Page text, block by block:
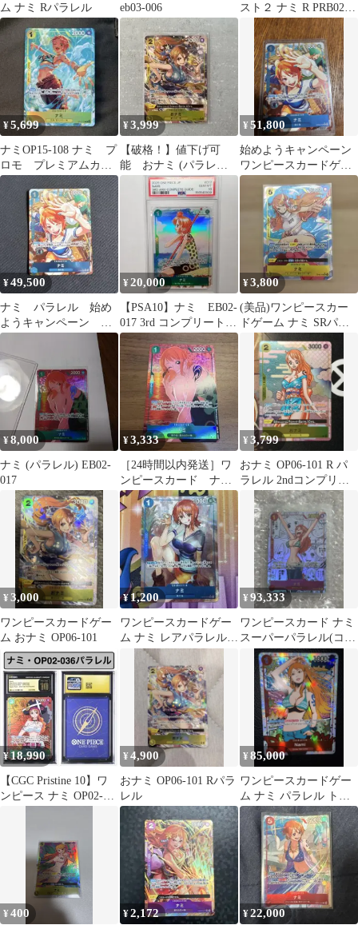
ム ナミ Rパラレル
eb03-006
スト２ ナミ R PRB02-
012 パラレル
¥5,699
ナミOP15-108 ナミ プ
ロモ プレミアムカー
ドコレクション vol.6
¥3,999
【破格！】値下げ可
能 おナミ (パラレル)
OP06-101
¥51,800
始めようキャンペーン
ワンピースカードゲー
ム ナミ パラレル OP09-
¥49,500
ナミ パラレル 始め
ようキャンペーン プ
ロモ op09-050R
¥20,000
【PSA10】ナミ EB02-
017 3rd コンプリートガ
イド プロモ
¥3,800
(美品)ワンピースカー
ドゲーム ナミ SRパラ
レル OP08-106
¥8,000
ナミ (パラレル) EB02-
017
¥3,333
［24時間以内発送］ワ
ンピースカード ナミ
R パラレル EB02-017
¥3,799
おナミ OP06-101 R パ
ラレル 2ndコンプリー
トガイド 限定特典
¥3,000
ワンピースカードゲー
ム おナミ OP06-101
¥ 1,200
ワンピースカードゲー
ム ナミ レアパラレル
OP09-050
¥93,333
ワンピースカード ナミ
スーパーパラレル(コミ
パラ) OP01-016
¥18,990
【CGC Pristine 10】ワ
ンピース ナミ OP02-
¥4,900
おナミ OP06-101 Rパラ
レル
¥85,000
ワンピースカードゲー
ム ナミ パラレル トレ
ジャーレア 英語版
¥400 ¥2,172 ¥22,000